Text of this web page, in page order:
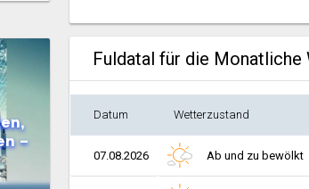
–
Fuldatal für die
Datum Wetterzustand
07.08.2026 Ab und zu bewölkt